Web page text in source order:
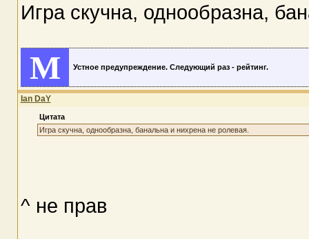
Игра скучна, однообразна,
M Устное предупреждение. Следующий раз - рейтинг.
Ian DaY
Цитата
Игра скучна, однообразна, банальна и нихрена не ролевая.
^ не прав